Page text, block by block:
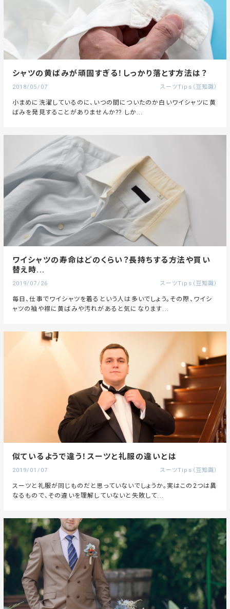
シャツの黄ばみが頑固すぎる！しっかり落とす方法は？
2018/05/07 スーツTips（豆知識）
小まめに洗濯しているのに、いつの間についたのか白いワイシャツに黄
ばみを発見することがありませんか?? しか...
ワイシャツの寿命はどのくらい？長持ちする方法や買い
替え時...
2019/07/26 スーツTips（豆知識）
毎日、仕事でワイシャツを着るという人は多いでしょう。その際、ワイシ
ャツの袖や襟に黄ばみや汚れがあると気になります...
似ているようで違う！スーツと礼服の違いとは
2019/01/07 スーツTips（豆知識）
スーツと礼服が同じものだと思っていないでしょうか。実はこの2つは異
なるもので、その違いを理解していないと失敗して...